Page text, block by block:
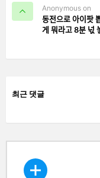
Anonymous on
동전으로
게 뭐라고 8분 넋
최근 댓글